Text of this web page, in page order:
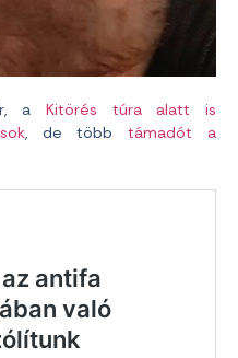
a Kitörés túra alatt is
, de többtámadót a